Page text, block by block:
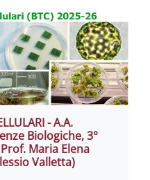
- A.A.
Biologiche, 3°
Maria Elena
Valletta)